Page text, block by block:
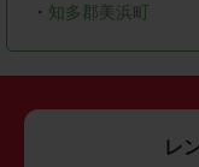
・ 知多郡美浜町
レ